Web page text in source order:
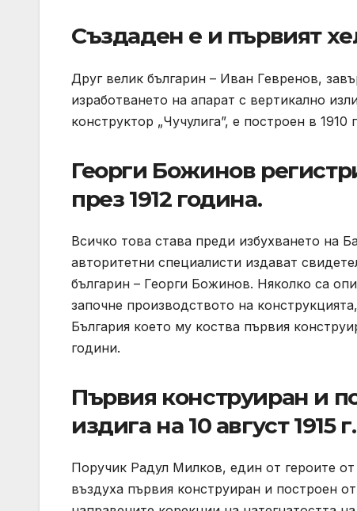
Създаден е и първият
Друг велик българин – Иван Гевренов,
изработването на апарат с вертикално
конструктор „Чучулига”, е построен в
Георги Божинов
през 1912 година.
Всичко това става преди избухването на
авторитетни специалисти издават
българин – Георги Божинов. Няколко са
започне производството на
България което му коства първия
години.
Първия конструиран и
издига на 10 август 1915 г.
Поручик Радул Милков, един от героите
въздуха първия конструиран и построен